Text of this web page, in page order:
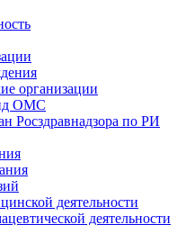
организации
ОМС
Росздравнадзора по РИ
деятельности
деятельности